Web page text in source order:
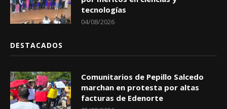
tecnologías
04/08/2026
DESTACADOS
Comunitarios de Pepillo Salcedo
marchan en protesta por altas
facturas de Edenorte